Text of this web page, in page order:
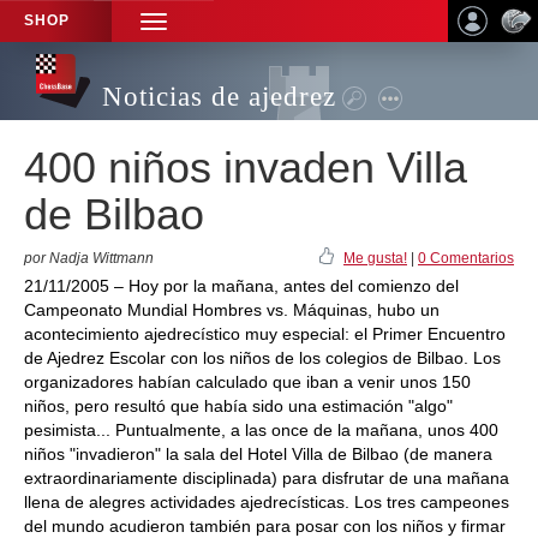
SHOP
TOGGLE
NAVIGATION
Noticias de ajedrez
400 niños invaden Villa
de Bilbao
por Nadja Wittmann Me gusta! 0 Comentarios
21/11/2005 – Hoy por la mañana, antes del comienzo del
Campeonato Mundial Hombres vs. Máquinas, hubo un
acontecimiento ajedrecístico muy especial: el Primer Encuentro
de Ajedrez Escolar con los niños de los colegios de Bilbao. Los
organizadores habían calculado que iban a venir unos 150
niños, pero resultó que había sido una estimación "algo"
pesimista... Puntualmente, a las once de la mañana, unos 400
niños "invadieron" la sala del Hotel Villa de Bilbao (de manera
extraordinariamente disciplinada) para disfrutar de una mañana
llena de alegres actividades ajedrecísticas. Los tres campeones
del mundo acudieron también para posar con los niños y firmar